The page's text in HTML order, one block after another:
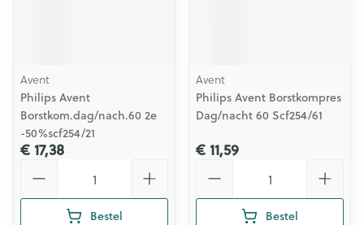
Avent
Philips Avent
Borstkom.dag/nach.60 2e
-50%scf254/21
€ 17,38
Bestel
Avent
Philips Avent Borstkompres
Dag/nacht 60 Scf254/61
€ 11,59
Bestel